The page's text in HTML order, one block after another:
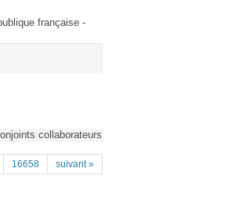
française -
collaborateurs
16658 suivant »